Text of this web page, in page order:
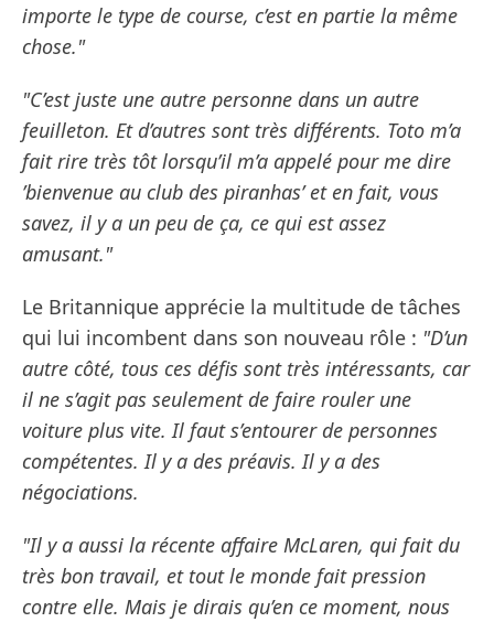
importe le type de course, c’est en partie la même
chose."
"C’est juste une autre personne dans un autre
feuilleton. Et d’autres sont très différents. Toto m’a
fait rire très tôt lorsqu’il m’a appelé pour me dire
’bienvenue au club des piranhas’ et en fait, vous
savez, il y a un peu de ça, ce qui est assez
amusant."
Le Britannique apprécie la multitude de tâches
qui lui incombent dans son nouveau rôle : "D’un
autre côté, tous ces défis sont très intéressants, car
il ne s’agit pas seulement de faire rouler une
voiture plus vite. Il faut s’entourer de personnes
compétentes. Il y a des préavis. Il y a des
négociations.
"Il y a aussi la récente affaire McLaren, qui fait du
très bon travail, et tout le monde fait pression
contre elle. Mais je dirais qu’en ce moment, nous